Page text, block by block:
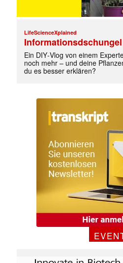
LifeScienceXplained
Ein DIY‑Vlog von einem
noch mehr – und deine
du es besser erklären?